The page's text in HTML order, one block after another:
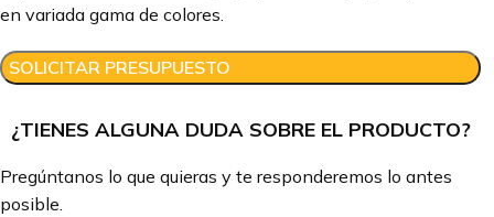
en variada gama de colores.
SOLICITAR PRESUPUESTO
¿TIENES ALGUNA DUDA SOBRE EL PRODUCTO?
Pregúntanos lo que quieras y te responderemos lo antes
posible.